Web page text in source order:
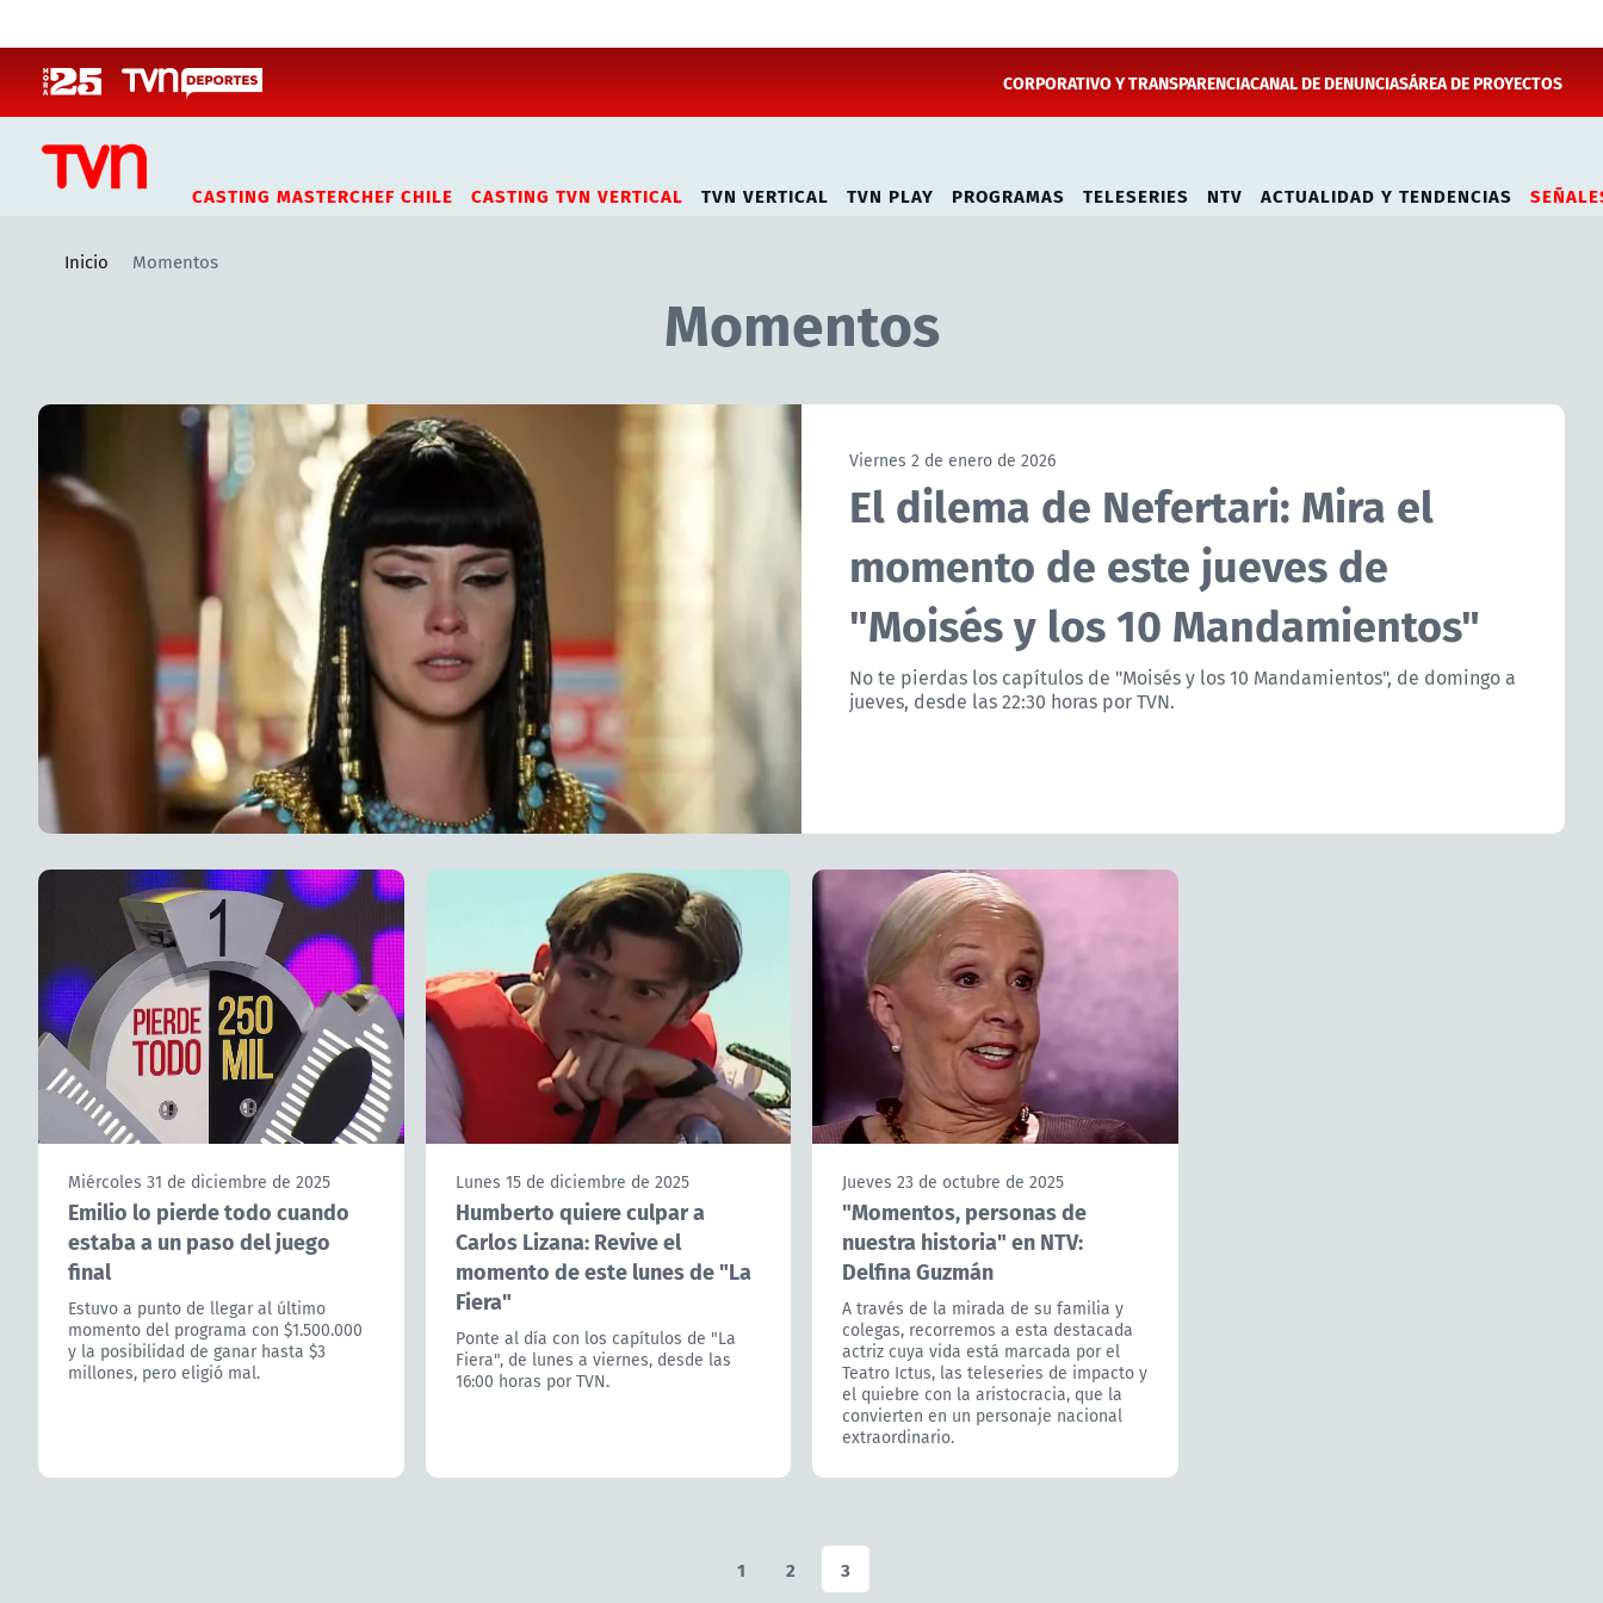
CORPORATIVO Y TRANSPARENCIACANAL DE DENUNCIASÁREA DE PROYECTOS
CASTING MASTERCHEF CHILE CASTING TVN VERTICAL TVN VERTICAL TVN PLAY PROGRAMAS TELESERIES NTV ACTUALIDAD Y TENDENCIAS
Inicio Momentos
Momentos
Artículos relacionados con Momentos
Viernes 2 de enero de 2026
El dilema de Nefertari: Mira el
momento de este jueves de
"Moisés y los 10 Mandamientos"
No te pierdas los capítulos de "Moisés y los 10 Mandamientos", de domingo a
jueves, desde las 22:30 horas por TVN.
Miércoles 31 de diciembre de 2025
Emilio lo pierde todo cuando
estaba a un paso del juego
final
Estuvo a punto de llegar al último
momento del programa con $1.500.000
y la posibilidad de ganar hasta $3
millones, pero eligió mal.
Lunes 15 de diciembre de 2025
Humberto quiere culpar a
Carlos Lizana: Revive el
momento de este lunes de "La
Fiera"
Ponte al día con los capítulos de "La
Fiera", de lunes a viernes, desde las
16:00 horas por TVN.
Jueves 23 de octubre de 2025
"Momentos, personas de
nuestra historia" en NTV:
Delfina Guzmán
A través de la mirada de su familia y
colegas, recorremos a esta destacada
actriz cuya vida está marcada por el
Teatro Ictus, las teleseries de impacto y
el quiebre con la aristocracia, que la
convierten en un personaje nacional
extraordinario.
1 2 3